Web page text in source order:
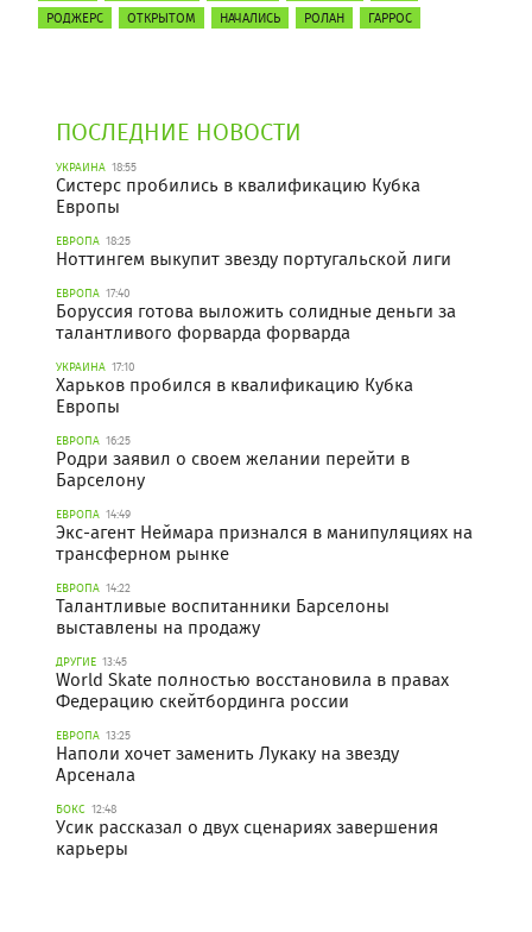
РОДЖЕРС
ОТКРЫТОМ НАЧАЛИСЬ РОЛАН ГАРРОС
ПОСЛЕДНИЕ НОВОСТИ
УКРАИНА 18:55
Систерс пробились в квалификацию Кубка
Европы
ЕВРОПА 18:25
Ноттингем выкупит звезду португальской лиги
ЕВРОПА 17:40
Боруссия готова выложить солидные деньги за
талантливого форварда форварда
УКРАИНА 17:10
Харьков пробился в квалификацию Кубка
Европы
ЕВРОПА 16:25
Родри заявил о своем желании перейти в
Барселону
ЕВРОПА 14:49
Экс-агент Неймара признался в манипуляциях на
трансферном рынке
ЕВРОПА 14:22
Талантливые воспитанники Барселоны
выставлены на продажу
ДРУГИЕ 13:45
World Skate полностью восстановила в правах
Федерацию скейтбординга россии
ЕВРОПА 13:25
Наполи хочет заменить Лукаку на звезду
Арсенала
БОКС 12:48
Усик рассказал о двух сценариях завершения
карьеры